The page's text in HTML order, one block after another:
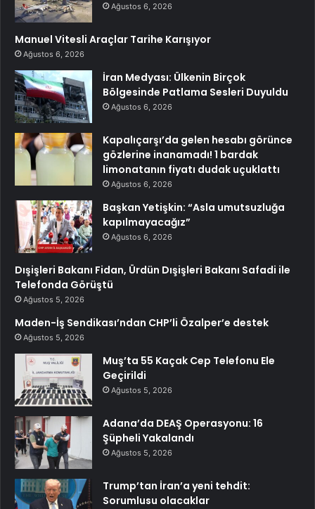
Ağustos 6, 2026
Manuel Vitesli Araçlar Tarihe Karışıyor
Ağustos 6, 2026
İran Medyası: Ülkenin Birçok
Bölgesinde Patlama Sesleri Duyuldu
Ağustos 6, 2026
Kapalıçarşı’da gelen hesabı görünce
gözlerine inanamadı! 1 bardak
limonatanın fiyatı dudak uçuklattı
Ağustos 6, 2026
Başkan Yetişkin: “Asla umutsuzluğa
kapılmayacağız”
Ağustos 6, 2026
Dışişleri Bakanı Fidan, Ürdün Dışişleri Bakanı Safadi ile
Telefonda Görüştü
Ağustos 5, 2026
Maden-İş Sendikası’ndan CHP’li Özalper’e destek
Ağustos 5, 2026
Muş’ta 55 Kaçak Cep Telefonu Ele
Geçirildi
Ağustos 5, 2026
Adana’da DEAŞ Operasyonu: 16
Şüpheli Yakalandı
Ağustos 5, 2026
Trump’tan İran’a yeni tehdit:
Sorumlusu olacaklar